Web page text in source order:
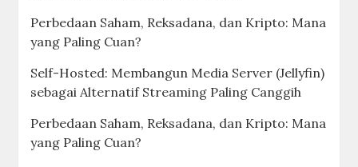
Perbedaan Saham, Reksadana, dan Kripto: Mana
yang Paling Cuan?
Self-Hosted: Membangun Media Server (Jellyfin)
sebagai Alternatif Streaming Paling Canggih
Perbedaan Saham, Reksadana, dan Kripto: Mana
yang Paling Cuan?